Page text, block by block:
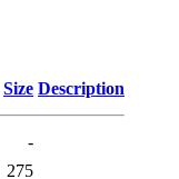
Size Description
-
275